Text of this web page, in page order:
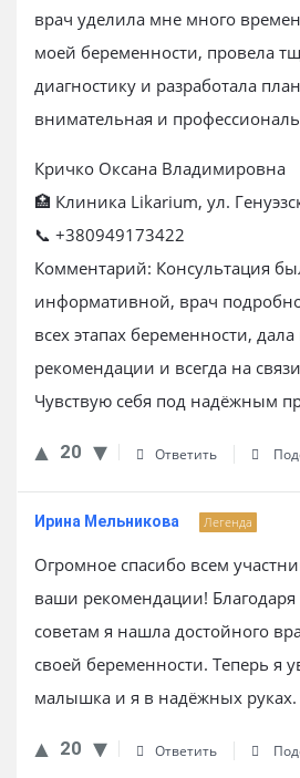
врач уделила мне много
моей беременности, провела
диагностику и разработала
внимательная и
Кричко Оксана Владимировна
🏥 Клиника Likarium, ул.
📞 +380949173422
Комментарий: Консультация
информативной, врач
всех этапах беременности,
рекомендации и всегда на
Чувствую себя под надёжным
20 Ответить
Ирина Мельникова Легенда
Огромное спасибо всем
ваши рекомендации!
советам я нашла достойного
своей беременности. Теперь я
малышка и я в надёжных руках.
20 Ответить